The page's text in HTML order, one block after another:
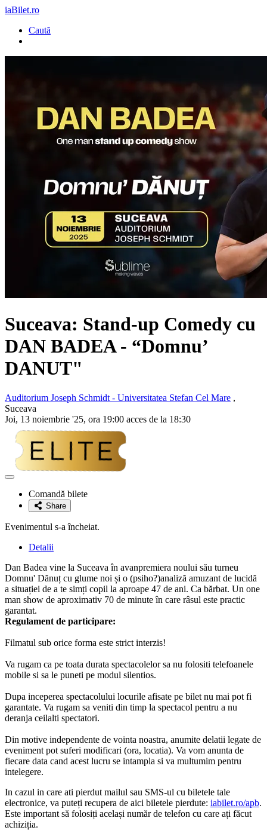
iaBilet.ro
Caută
Suceava: Stand-up Comedy cu
DAN BADEA- “Domnu’
DANUT"
Auditorium Joseph Schmidt - Universitatea Stefan Cel Mare ,
Suceava
Joi, 13 noiembrie '25, ora 19:00 acces de la 18:30
Adaugă
favoriteComandă bilete
Share
Evenimentul s-a încheiat.
Detalii
Dan Badea vine la Suceava în avanpremiera noului său turneu
Domnu' Dănuț cu glume noi și o (psiho?)analiză amuzant de lucidă
a situației de a te simți copil la aproape 47 de ani. Ca bărbat. Un one
man show de aproximativ 70 de minute în care râsul este practic
garantat.
Regulament de participare:
Filmatul sub orice forma este strict interzis!
Va rugam ca pe toata durata spectacolelor sa nu folositi telefoanele
mobile si sa le puneti pe modul silentios.
Dupa inceperea spectacolului locurile afisate pe bilet nu mai pot fi
garantate. Va rugam sa veniti din timp la spectacol pentru a nu
deranja ceilalti spectatori.
Din motive independente de vointa noastra, anumite delatii legate de
eveniment pot suferi modificari (ora, locatia). Va vom anunta de
fiecare data cand acest lucru se intampla si va multumim pentru
intelegere.
In cazul in care ati pierdut mailul sau SMS-ul cu biletele tale
electronice, va puteți recupera de aici biletele pierdute: iabilet.ro/apb.
Este important să folosiți același număr de telefon cu care ați făcut
achiziția.